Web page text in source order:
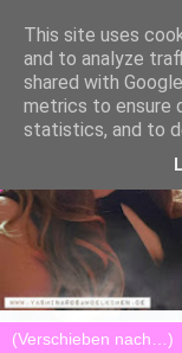
This site uses
and to analyze
shared with
metrics to ensure
statistics, and to